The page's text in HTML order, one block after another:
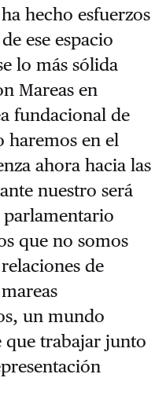
hecho esfuerzos
ese espacio
lo más sólida
Mareas en
fundacional de
haremos en el
ahora hacia las
nuestro será
que no somos
de
un mundo
que trabajar junto